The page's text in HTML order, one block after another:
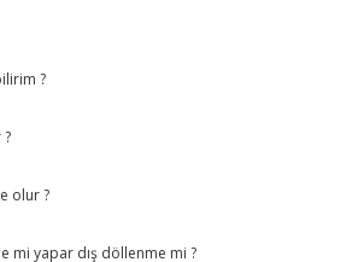
?
olur ?
mi yapar dış döllenme mi ?